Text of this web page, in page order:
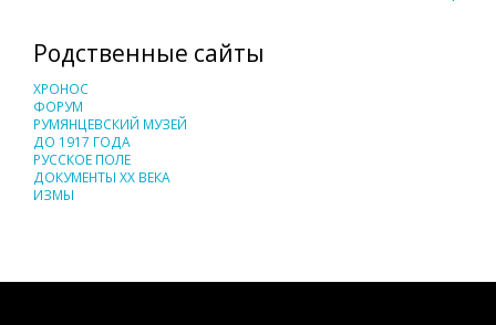
Родственные сайты
ХРОНОС
ФОРУМ
РУМЯНЦЕВСКИЙ МУЗЕЙ
ДО 1917 ГОДА
РУССКОЕ ПОЛЕ
ДОКУМЕНТЫ XX ВЕКА
ИЗМЫ